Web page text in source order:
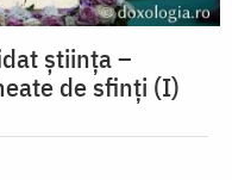
știința –
de sfinți (I)